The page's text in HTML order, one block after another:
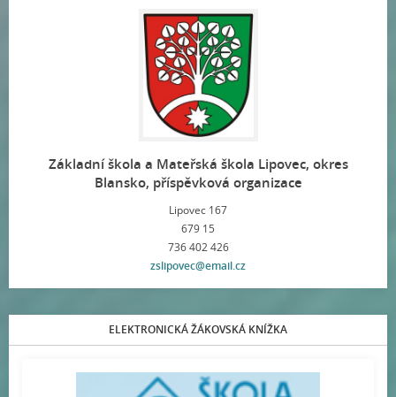
Základní škola a Mateřská škola Lipovec, okres
Blansko, příspěvková organizace
Lipovec 167
679 15
736 402 426
zslipovec@email.cz
ELEKTRONICKÁ ŽÁKOVSKÁ KNÍŽKA